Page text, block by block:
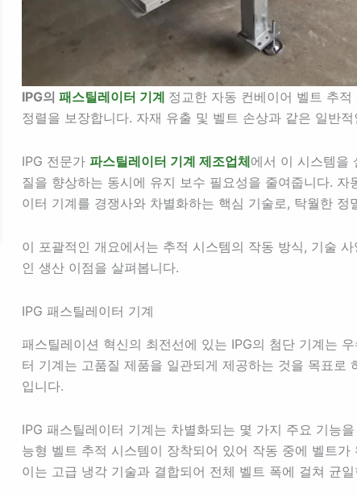
IPG의 패스틸레이터 기계 정교한 자동 컨베이어 벨트 추
정렬을 보장합니다. 자재 유출 및 벨트 손상과 같은 일반
IPG 전문가 파스틸레이터 기계 제조업체에서 이 시스템을
질을 향상하는 동시에 유지 보수 필요성을 줄여줍니다.
이터 기계를 경쟁사와 차별화하는 핵심 기술로, 탁월한 정
이 포괄적인 개요에서는 추적 시스템의 작동 방식, 기술
인 생산 이점을 살펴봅니다.
IPG 패스틸레이터 기계
패스틸레이션 혁신의 최전선에 있는 IPG의 첨단 기계는
터 기계는 고품질 제품을 일관되게 제공하는 것을 목표로
입니다.
IPG 패스틸레이터 기계는 차별화되는 몇 가지 주요 기능
능형 벨트 추적 시스템이 장착되어 있어 작동 중에 벨트
이는 고급 냉각 기술과 결합되어 전체 벨트 폭에 걸쳐 균